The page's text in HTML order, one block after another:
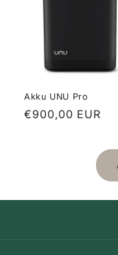
Akku UNU Pro
Normaler
€900,00 EUR